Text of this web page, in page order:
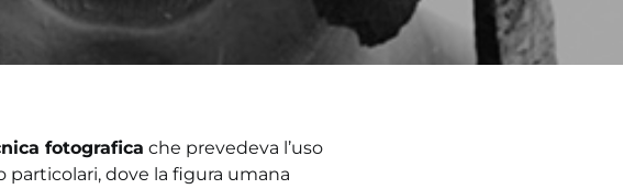
fotografica che prevedeva l’uso
dove la figura umana